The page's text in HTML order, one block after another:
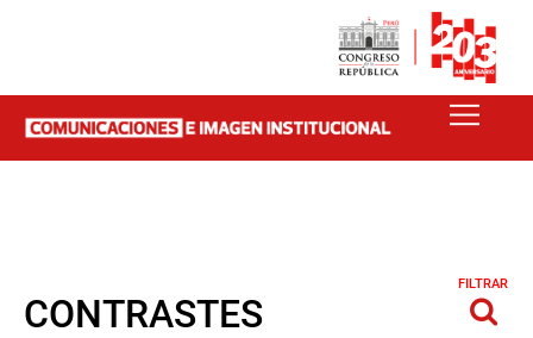
CONTRASTES
FILTRAR